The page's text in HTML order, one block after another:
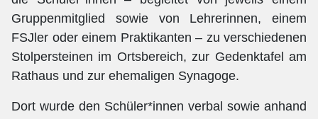
Gruppenmitglied sowie von Lehrerinnen, einem
FSJler oder einem Praktikanten – zu verschiedenen
Stolpersteinen im Ortsbereich, zur Gedenktafel am
Rathaus und zur ehemaligen Synagoge.
Dort wurde den Schüler*innen verbal sowie anhand